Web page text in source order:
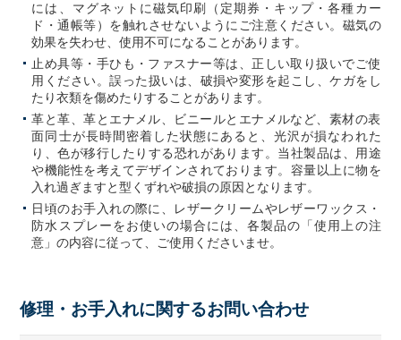
には、マグネットに磁気印刷（定期券・キップ・各種カー
ド・通帳等）を触れさせないようにご注意ください。磁気の
効果を失わせ、使用不可になることがあります。
止め具等・手ひも・ファスナー等は、正しい取り扱いでご使
用ください。誤った扱いは、破損や変形を起こし、ケガをし
たり衣類を傷めたりすることがあります。
革と革、革とエナメル、ビニールとエナメルなど、素材の表
面同士が長時間密着した状態にあると、光沢が損なわれた
り、色が移行したりする恐れがあります。当社製品は、用途
や機能性を考えてデザインされております。容量以上に物を
入れ過ぎますと型くずれや破損の原因となります。
日頃のお手入れの際に、レザークリームやレザーワックス・
防水スプレーをお使いの場合には、各製品の「使用上の注
意」の内容に従って、ご使用くださいませ。
修理・お手入れに関するお問い合わせ